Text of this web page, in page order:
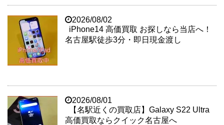
2026/08/02
iPhone14 高価買取 お探しなら当店へ！
名古屋駅徒歩3分・即日現金渡し
2026/08/01
【名駅近くの買取店】Galaxy S22 Ultra
高価買取ならクイック名古屋へ